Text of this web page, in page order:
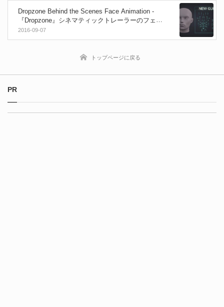
Dropzone Behind the Scenes Face Animation -
『Dropzone』シネマティックトレーラーのフェイ
シャルアニメ制作舞台裏映像！（Realtime UK）
2016-09-07
トップページに戻る
PR